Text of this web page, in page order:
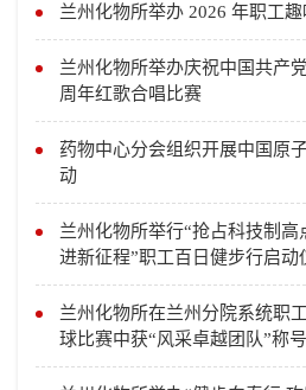
兰州化物所举办 2026 年职工
兰州化物所举办庆祝中国共产
周年红歌合唱比赛
药物中心分会组织开展中国原
动
兰州化物所举行“抢占科技制
进新征程”职工百日健步行启动
兰州化物所在兰州分院系统职
球比赛中获“风采卓越团队”称号